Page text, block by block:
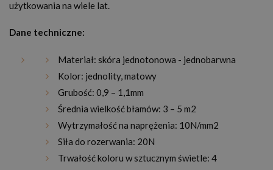
użytkowania na wiele lat.
Dane techniczne:
Materiał: skóra jednotonowa - jednobarwna
Kolor: jednolity, matowy
Grubość: 0,9 – 1,1mm
Średnia wielkość błamów: 3 – 5 m2
Wytrzymałość na naprężenia: 10N/mm2
Siła do rozerwania: 20N
Trwałość koloru w sztucznym świetle: 4